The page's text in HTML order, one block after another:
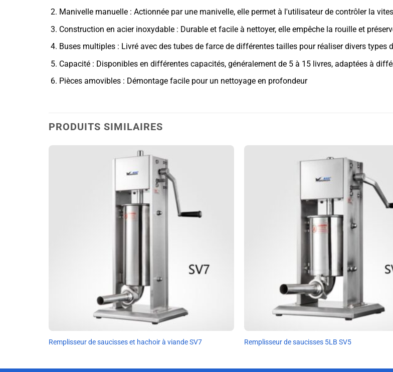
Manivelle manuelle : Actionnée par une manivelle, elle permet à l'utilisateur de contrôler la
Construction en acier inoxydable : Durable et facile à nettoyer, elle empêche la rouille et
Buses multiples : Livré avec des tubes de farce de différentes tailles pour réaliser divers types
Capacité : Disponibles en différentes capacités, généralement de 5 à 15 livres, adaptées à
Pièces amovibles : Démontage facile pour un nettoyage en profondeur
PRODUITS SIMILAIRES
Remplisseur de saucisses et hachoir à viande SV7 Remplisseur de saucisses 5LB SV5